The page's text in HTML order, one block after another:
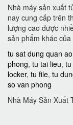
Nhà máy sản xuất
nay cung cấp trên
lượng cao được
sản phẩm khác
tu sat dung quan ao
phong, tu tai lieu,
locker, tu file, tu
so van phong
Nhà Máy Sản Xuất